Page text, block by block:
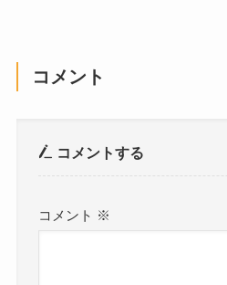
コメント
コメントする
コメント ※